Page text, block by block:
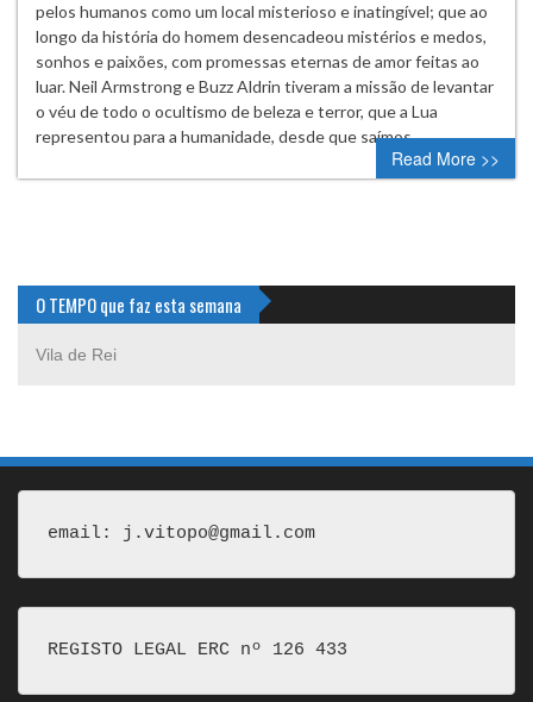
pelos humanos como um local misterioso e inatingível; que ao
longo da história do homem desencadeou mistérios e medos,
sonhos e paixões, com promessas eternas de amor feitas ao
luar. Neil Armstrong e Buzz Aldrin tiveram a missão de levantar
o véu de todo o ocultismo de beleza e terror, que a Lua
representou para a humanidade, desde que saímos…
Read More >>
O TEMPO que faz esta semana
Vila de Rei
email: j.vitopo@gmail.com
REGISTO LEGAL ERC nº 126 433